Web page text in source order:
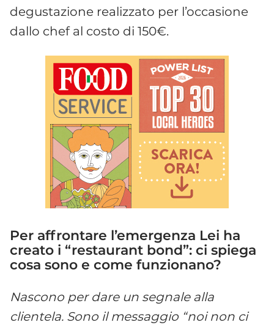
degustazione realizzato per l’occasione
dallo chef al costo di 150€.
Per affrontare l’emergenza Lei ha
creato i “restaurant bond”: ci spiega
cosa sono e come funzionano?
Nascono per dare un segnale alla
clientela. Sono il messaggio “noi non ci